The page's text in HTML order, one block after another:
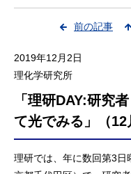
前の記事
2019年12月2日
理化学研究所
「理研DAY:研究
て光でみる」（
理研では、年に数回第3日